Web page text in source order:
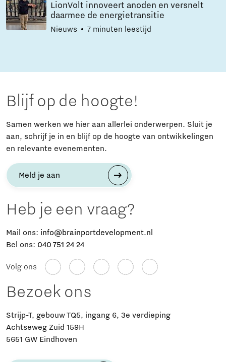
LionVolt innoveert anoden en versnelt
daarmee de energietransitie
Nieuws 7 minuten leestijd
Blijf op de hoogte!
Samen werken we hier aan allerlei onderwerpen. Sluit je
aan, schrijf je in en blijf op de hoogte van ontwikkelingen
en relevante evenementen.
Meld je aan
Heb je een vraag?
Mail ons: info@brainportdevelopment.nl
Bel ons: 040 751 24 24
Volg ons
Bezoek ons
Strijp-T, gebouw TQ5, ingang 6, 3e verdieping
Achtseweg Zuid 159H
5651 GW Eindhoven